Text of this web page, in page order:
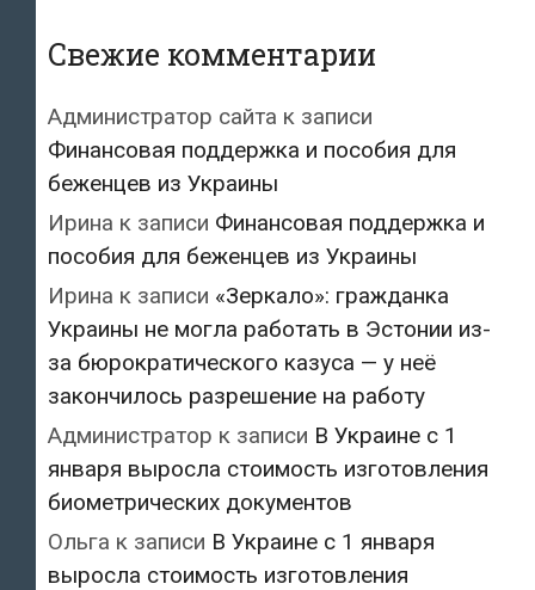
Свежие комментарии
Администратор сайта к записи
Финансовая поддержка и пособия для
беженцев из Украины
Ирина к записи Финансовая поддержка и
пособия для беженцев из Украины
Ирина к записи «Зеркало»: гражданка
Украины не могла работать в Эстонии из-
за бюрократического казуса — у неё
закончилось разрешение на работу
Администратор к записи В Украине с 1
января выросла стоимость изготовления
биометрических документов
Ольга к записи В Украине с 1 января
выросла стоимость изготовления